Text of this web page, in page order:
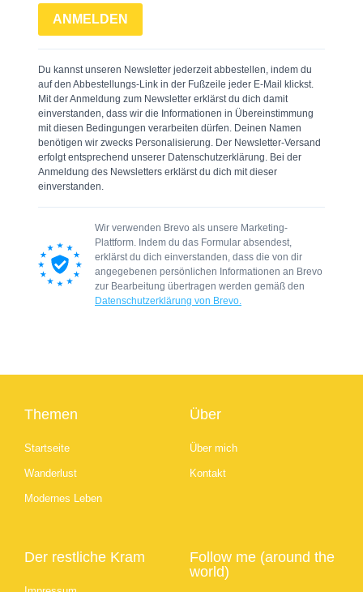
ANMELDEN
Du kannst unseren Newsletter jederzeit abbestellen, indem du
auf den Abbestellungs-Link in der Fußzeile jeder E-Mail klickst.
Mit der Anmeldung zum Newsletter erklärst du dich damit
einverstanden, dass wir die Informationen in Übereinstimmung
mit diesen Bedingungen verarbeiten dürfen. Deinen Namen
benötigen wir zwecks Personalisierung. Der Newsletter-Versand
erfolgt entsprechend unserer Datenschutzerklärung. Bei der
Anmeldung des Newsletters erklärst du dich mit dieser
einverstanden.
Wir verwenden Brevo als unsere Marketing-
Plattform. Indem du das Formular absendest,
erklärst du dich einverstanden, dass die von dir
angegebenen persönlichen Informationen an Brevo
zur Bearbeitung übertragen werden gemäß den
Datenschutzerklärung von Brevo.
Themen
Startseite
Wanderlust
Modernes Leben
Über
Über mich
Kontakt
Der restliche Kram
Follow me (around the
world)